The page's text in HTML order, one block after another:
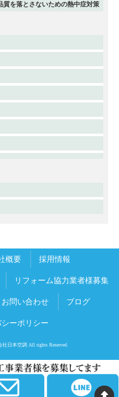
質を落とさないための熱中症対策
概要 採用情報
リフォーム協力業者様募集
お問い合わせ ブログ
ーポリシー
日本空調 All rights Reserved.